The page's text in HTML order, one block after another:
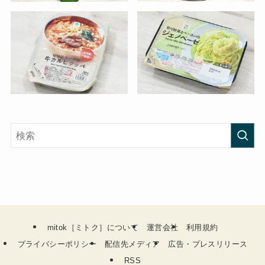
mitok［ミトク］について 運営会社
利用規約
プライバシーポリシー
配信先メディア
広告・プレスリリース
RSS